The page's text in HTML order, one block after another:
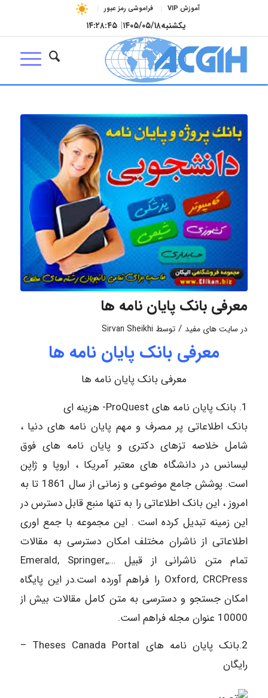
آموزش VIP فراموشی رمز عبور
یکشنبه۱۴۰۵/۰۵/۱۸| ۱۴:۲۸:۴۶
معرفی بانک پایان نامه ها
در سایت های مفید / توسط Sirvan Sheikhi
معرفی بانک پایان نامه ها
معرفی بانک پایان نامه ها
1. بانک پایان نامه های ProQuest- هزینه ای
بانک اطلاعاتی پر مصرف و مهم پایان نامه های دنیا ،
شامل خلاصه تزهای دکتری و پایان نامه های فوق
لیسانس در دانشگاه های معتبر آمریکا ، اروپا و ژاپن
است. پوشش جامع موضوعی و زمانی از سال 1861 تا به
امروز ، این بانک اطلاعاتی را به تنها منبع قابل دسترس در
این زمینه تبدیل کرده است . این مجموعه با جمع اوری
اطلاعاتی از ناشران مختلف امکان دسترسی به مقالات
تمام متن ناشرانی از قبیل …,Emerald, Springer,
Oxford, CRCPress را فراهم آورده است.در این پایگاه
امکان جستجو و دسترسی به متن کامل مقالات بیش از
10000 عنوان مجله فراهم است.
2.بانک پایان نامه های Theses Canada Portal –
رایگان